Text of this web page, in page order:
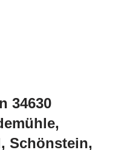
34630
Schönstein,